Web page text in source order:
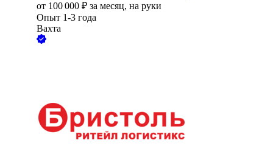
от 100 000 ₽ за месяц, на руки
Опыт 1-3 года
Вахта